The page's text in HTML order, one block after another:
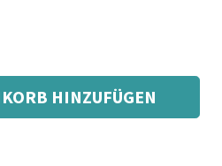
HINZUFÜGEN